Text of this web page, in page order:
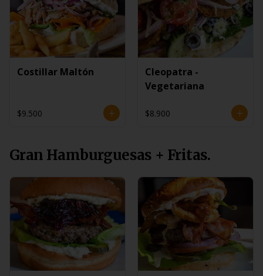
Costillar Maltón
$9.500
Cleopatra -
Vegetariana
$8.900
Gran Hamburguesas + Fritas.